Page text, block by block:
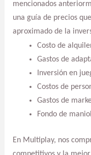
mencionados
una guía de precios
aproximado de la
Costo de
Gastos de
Inversión en
Costos de
Gastos de
Fondo de
En Multiplay, nos